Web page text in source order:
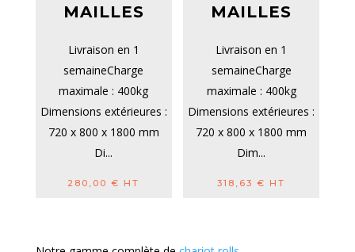
MAILLES
Livraison en 1
semaineCharge
maximale : 400kg
Dimensions extérieures :
720 x 800 x 1800 mm
Di...
280,00€ HT
MAILLES
Livraison en 1
semaineCharge
maximale : 400kg
Dimensions extérieures :
720 x 800 x 1800 mm
Dim...
318,63€ HT